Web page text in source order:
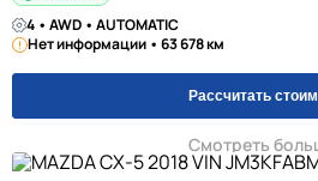
4 • AWD • AUTOMATIC
Нет информации • 63 678 км
Рассчитать
Смотреть